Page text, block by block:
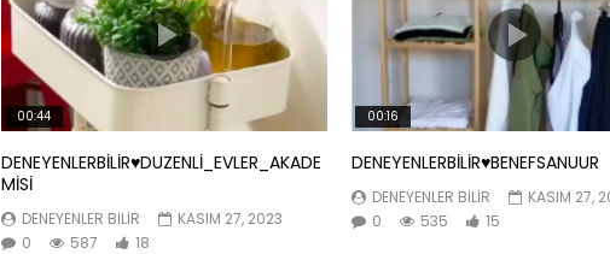
00:44
DENEYENLERBİLİR♥️DUZENLİ_EVLER_AKADE
MİSİ
DENEYENLER BILIR
KASIM 27, 2023
0
587 18
00:16
DENEYENLERBİLİR♥️BENEFSANUUR
DENEYENLER BILIR
KASIM 27,
0
535 15